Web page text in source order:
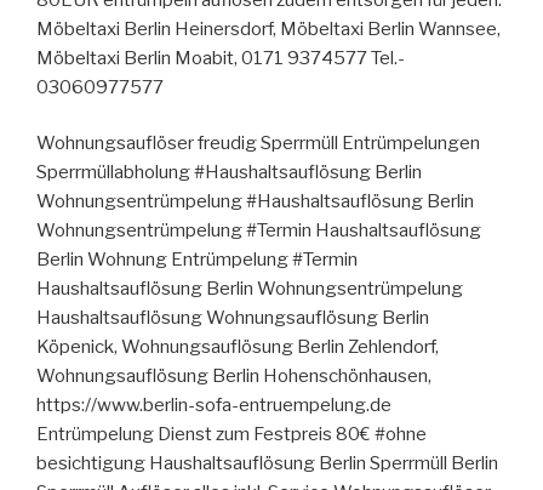
Möbeltaxi Berlin Heinersdorf, Möbeltaxi Berlin Wannsee,
Möbeltaxi Berlin Moabit, 0171 9374577 Tel.-
03060977577
Wohnungsauflöser freudig Sperrmüll Entrümpelungen
Sperrmüllabholung #Haushaltsauflösung Berlin
Wohnungsentrümpelung #Haushaltsauflösung Berlin
Wohnungsentrümpelung #Termin Haushaltsauflösung
Berlin Wohnung Entrümpelung #Termin
Haushaltsauflösung Berlin Wohnungsentrümpelung
Haushaltsauflösung Wohnungsauflösung Berlin
Köpenick, Wohnungsauflösung Berlin Zehlendorf,
Wohnungsauflösung Berlin Hohenschönhausen,
https://www.berlin-sofa-entruempelung.de
Entrümpelung Dienst zum Festpreis 80€ #ohne
besichtigung Haushaltsauflösung Berlin Sperrmüll Berlin